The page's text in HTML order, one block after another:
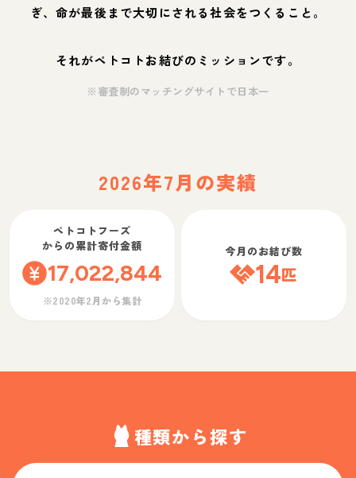
ぎ、命が最後まで大切にされる社会をつくること。
それがペトコトお結びのミッションです。
※審査制のマッチングサイトで日本一
2026年7月の実績
ペトコトフーズ
からの累計寄付金額
17,022,844
※2020年2月から集計
今月のお結び数
14匹
種類から探す